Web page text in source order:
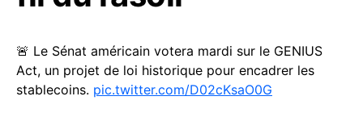
🚨 Le Sénat américain votera mardi sur le GENIUS
Act, un projet de loi historique pour encadrer les
stablecoins. pic.twitter.com/D02cKsaO0G